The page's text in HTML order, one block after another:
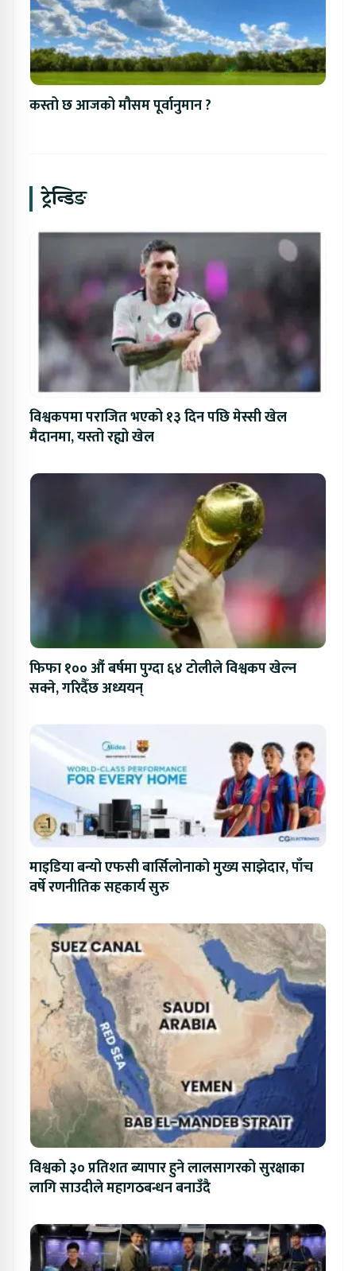
कस्तो छ आजको मौसम पूर्वानुमान ?
ट्रेन्डिङ
विश्वकपमा पराजित भएको १३ दिन पछि मेस्सी खेल
मैदानमा, यस्तो रह्यो खेल
फिफा १०० औं बर्षमा पुग्दा ६४ टोलीले विश्वकप खेल्न
सक्ने, गरिदैँछ अध्ययन्
माइडिया बन्यो एफसी बार्सिलोनाको मुख्य साझेदार, पाँच
वर्षे रणनीतिक सहकार्य सुरु
विश्वको ३० प्रतिशत ब्यापार हुने लालसागरको सुरक्षाका
लागि साउदीले महागठबन्धन बनाउँदै